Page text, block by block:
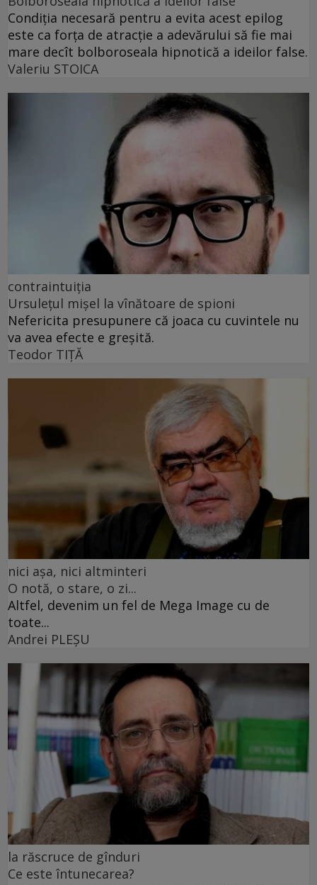
Condiția necesară pentru a evita acest epilog
este ca forța de atracție a adevărului să fie mai
mare decît bolboroseala hipnotică a ideilor false.
Valeriu STOICA
contraintuiția
Ursulețul mișel la vînătoare de spioni
Nefericita presupunere că joaca cu cuvintele nu
va avea efecte e greșită.
Teodor TIŢĂ
nici așa, nici altminteri
O notă, o stare, o zi...
Altfel, devenim un fel de Mega Image cu de
toate...
Andrei PLEŞU
la răscruce de gînduri
Ce este întunecarea?